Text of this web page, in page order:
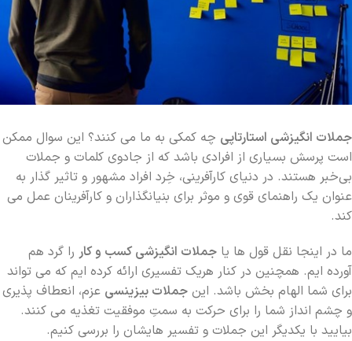
جملات انگیزشی استارتاپی چه کمکی به ما می کنند؟ این سوال ممکن
است پرسش بسیاری از افرادی باشد که از جادوی کلمات و جملات
بی‌خبر هستند. در دنیای کارآفرینی، خِرد افراد مشهور و تاثیر گذار به
عنوان یک راهنمای قوی و موثر برای بنیانگذاران و کارآفرینان عمل می
کند.
ما در اینجا نقل قول ها یا جملات انگیزشی کسب و کار را گرد هم
آورده ایم. همچنین در کنار هریک تفسیری ارائه کرده ایم که می تواند
برای شما الهام بخش باشد. این جملات بیزینسی عزم، انعطاف پذیری
و چشم انداز شما را برای حرکت به سمتِ موفقیت تغذیه می کنند.
بیایید با یکدیگر این جملات و تفسیر هایشان را بررسی کنیم.